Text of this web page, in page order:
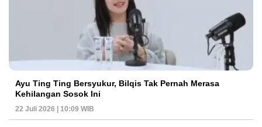
Ayu Ting Ting Bersyukur, Bilqis Tak Pernah Merasa
Kehilangan Sosok Ini
22 Juli 2026 | 10:09 WIB